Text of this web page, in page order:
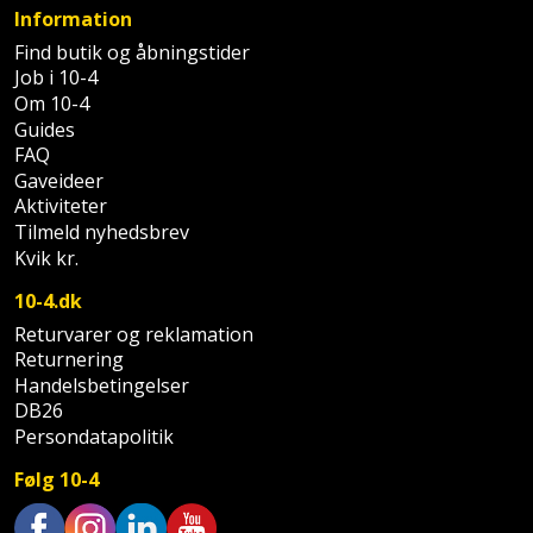
Sternbeklædning
Tag
og
tagplader
Terrassebrædder
Terrasseopklodsning
Tråd
til
byggeri
Træ
Vinduer
Palleløfter
Polsøger
Profilsaks
Reb
og
snor
Renseservietter
og
wipes
Sækkelukker
Saks
Industristøvsuger
Kantfræser
Kantlimer
Kantlimertilbehør
Kap-
og
geringssav
Kerneboremaskine
Klammepistol
Klippeværktøj
Kombokit
Højbede
Højtaler
Hylder
Jagt
og
fritid
Jul
Kaffe
Klæbesøm
Køkkenudstyr
Information
Find butik og åbningstider
Job i 10-4
Om 10-4
Guides
FAQ
Gaveideer
Aktiviteter
Tilmeld nyhedsbrev
Kvik kr.
10-4.dk
Returvarer og reklamation
Returnering
Handelsbetingelser
DB26
Persondatapolitik
Følg 10-4